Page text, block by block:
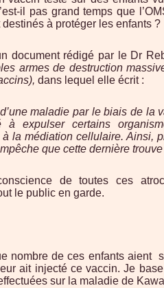
il pas grand temps que
à protéger les enfants ?
document rédigé par le Dr
armes de destruction
dans lequel elle écrit :
maladie par le biais de la
à expulser certains
la médiation cellulaire. Ainsi,
que cette dernière
de toutes ces
le public en garde.
nombre de ces enfants aient
ait injecté ce vaccin. Je
sur la maladie de